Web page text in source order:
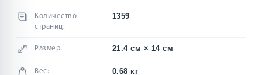
Количество
страниц:
1359
Размер: 21.4 см × 14 см
Вес: 0.68 кг